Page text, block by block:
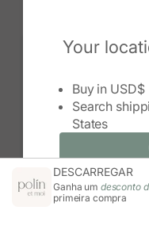
Your
Buy in USD$
Search
States
Change
DESCARREGAR
Ganha um desconto
primeira compra